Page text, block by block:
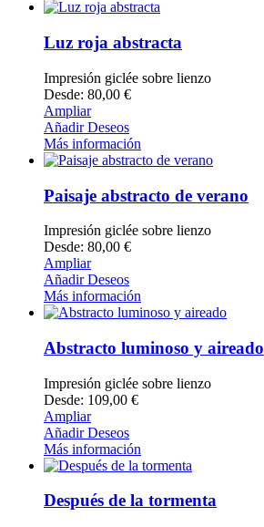
Luz roja abstracta
Impresión giclée sobre lienzo
Desde: 80,00 €
Ampliar
Añadir Deseos
Más información
Paisaje abstracto de verano
Impresión giclée sobre lienzo
Desde: 80,00 €
Ampliar
Añadir Deseos
Más información
Abstracto luminoso y aireado
Impresión giclée sobre lienzo
Desde: 109,00 €
Ampliar
Añadir Deseos
Más información
Después de la tormenta